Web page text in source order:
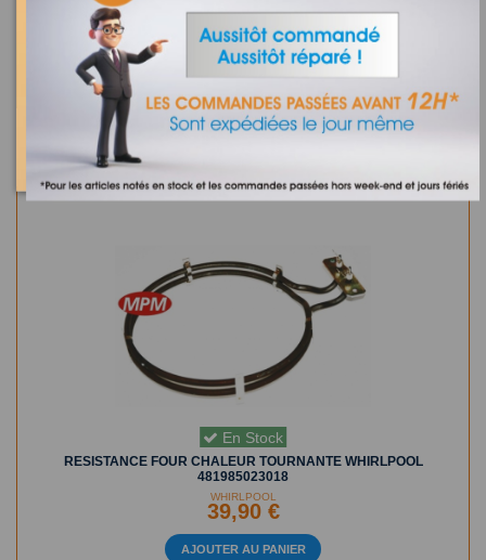
Où trouver la référence de mon appareil ?
0 appareil compatible.
Dans la même catégorie
En Stock
RESISTANCE FOUR CHALEUR TOURNANTE WHIRLPOOL
481985023018
WHIRLPOOL
39,90 €
AJOUTER AU PANIER